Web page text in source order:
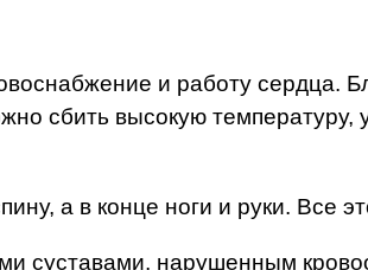
и работу сердца.
сбить высокую
а в конце ноги и руки. Все
суставами, нарушенным